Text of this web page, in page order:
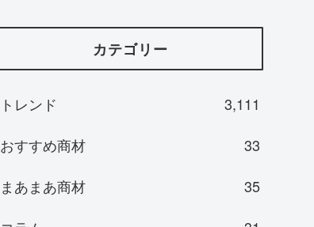
カテゴリー
トレンド
3,111
おすすめ商材
33
まあまあ商材
35